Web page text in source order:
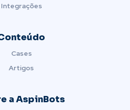
Integrações
Cases
Artigos
a AspinBots